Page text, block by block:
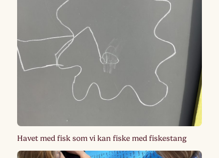
Havet med fisk som vi kan fiske med fiskestang